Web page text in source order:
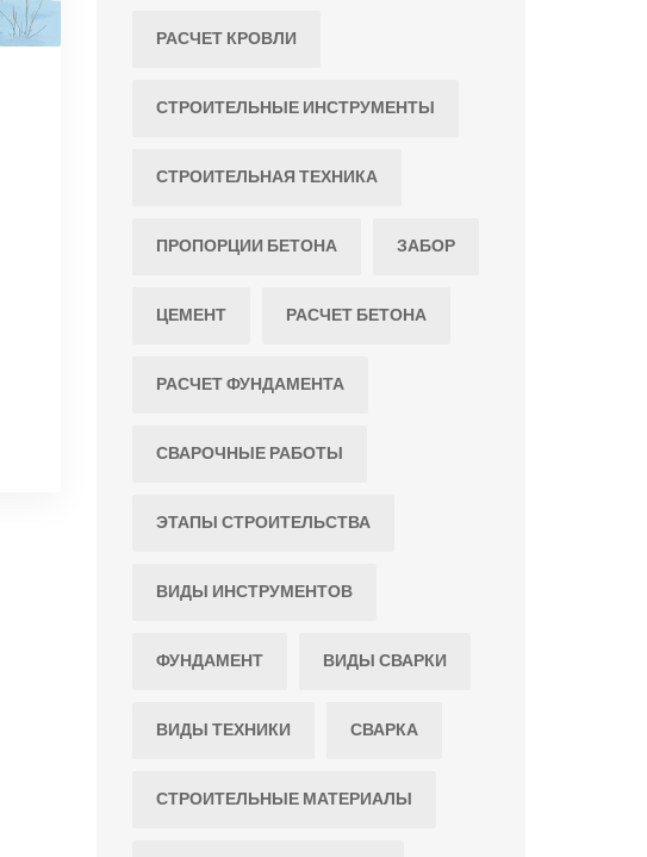
РАСЧЕТ КРОВЛИ
СТРОИТЕЛЬНЫЕ ИНСТРУМЕНТЫ
СТРОИТЕЛЬНАЯ ТЕХНИКА
ПРОПОРЦИИ БЕТОНА ЗАБОР
ЦЕМЕНТ РАСЧЕТ БЕТОНА
РАСЧЕТ ФУНДАМЕНТА
СВАРОЧНЫЕ РАБОТЫ
ЭТАПЫ СТРОИТЕЛЬСТВА
ВИДЫ ИНСТРУМЕНТОВ
ФУНДАМЕНТ ВИДЫ СВАРКИ
ВИДЫ ТЕХНИКИ СВАРКА
СТРОИТЕЛЬНЫЕ МАТЕРИАЛЫ